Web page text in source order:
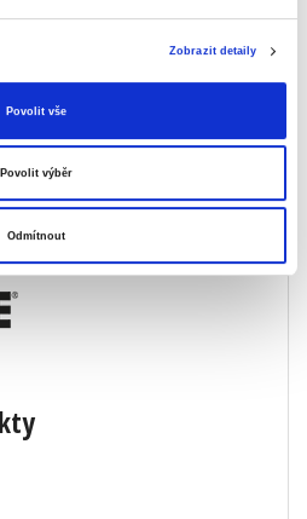
Zobrazit detaily
Povolit vše
Povolit výběr
Odmítnout
4196151
900 × 600 × 13 mm
90 cm
60 cm